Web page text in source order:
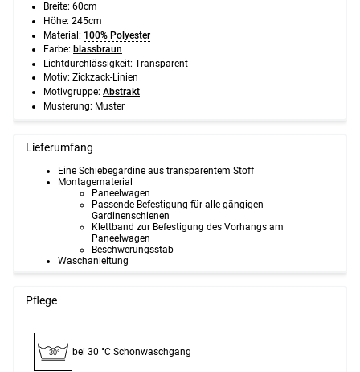
Breite: 60cm
Höhe: 245cm
Material: 100% Polyester
Farbe: blassbraun
Lichtdurchlässigkeit: Transparent
Motiv: Zickzack-Linien
Motivgruppe: Abstrakt
Musterung: Muster
Lieferumfang
Eine Schiebegardine aus transparentem Stoff
Montagematerial
Paneelwagen
Passende Befestigung für alle gängigen
Gardinenschienen
Klettband zur Befestigung des Vorhangs am
Paneelwagen
Beschwerungsstab
Waschanleitung
Pflege
30° bei 30 °C Schon­waschgang